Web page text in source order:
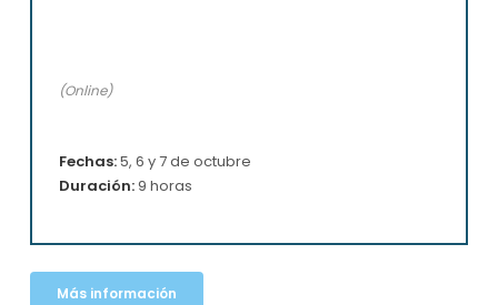
(Online)
Fechas:5, 6 y 7 de octubre
Duración:9 horas
Más información